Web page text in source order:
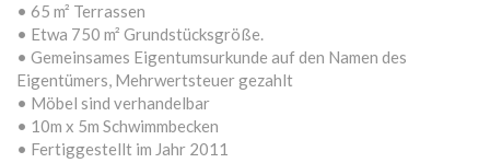
• 65 m² Terrassen
• Etwa 750 m² Grundstücksgröße.
• Gemeinsames Eigentumsurkunde auf den Namen des
Eigentümers, Mehrwertsteuer gezahlt
• Möbel sind verhandelbar
• 10m x 5m Schwimmbecken
• Fertiggestellt im Jahr 2011